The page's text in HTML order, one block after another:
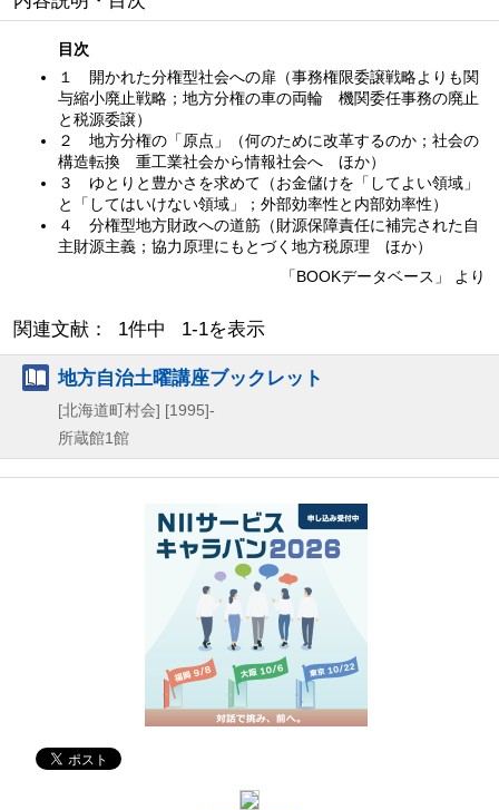
目次
１ 開かれた分権型社会への扉（事務権限委譲戦略よりも関
与縮小廃止戦略；地方分権の車の両輪 機関委任事務の廃止
と税源委譲）
２ 地方分権の「原点」（何のために改革するのか；社会の
構造転換 重工業社会から情報社会へ ほか）
３ ゆとりと豊かさを求めて（お金儲けを「してよい領域」
と「してはいけない領域」；外部効率性と内部効率性）
４ 分権型地方財政への道筋（財源保障責任に補完された自
主財源主義；協力原理にもとづく地方税原理 ほか）
「BOOKデータベース」 より
関連文献： 1件中 1-1を表示
地方自治土曜講座ブックレット
[北海道町村会] [1995]-
所蔵館1館